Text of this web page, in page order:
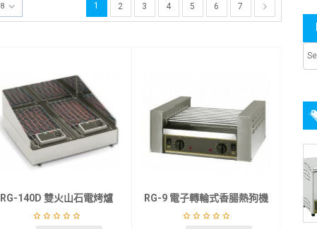
8 1 2 3 4 5 6 7
RG-140D 雙火山石電烤爐 RG-9 電子轉輪式香腸熱狗機